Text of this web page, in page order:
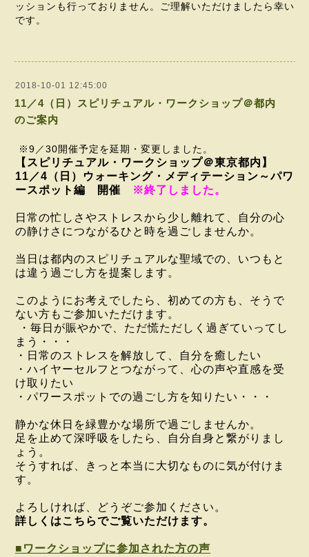
ッションも行っておりません。ご理解いただけましたら幸い
です。
2018-10-01 12:45:00
11／4（日）スピリチュアル・ワークショップ＠都内
のご案内
※9／30開催予定を延期・変更しました。
【スピリチュアル・ワークショップ＠東京都内】
11／4（日）ウォーキング・メディテーション～パワ
ースポット編 開催
※終了しました。
日常の忙しさやストレスから少し離れて、自分の心
の静けさにつながるひと時を過ごしませんか。
当日は都内のスピリチュアルな聖域での、いつもと
は違う過ごし方を提案します。
このようにお考えでしたら、初めての方も、そうで
ない方もご参加いただけます。
・毎日が賑やかで、ただ慌ただしく過ぎていってし
まう・・・
・日常のストレスを解放して、自分を癒したい
・ハイヤーセルフとつながって、心の声や直感を受
け取りたい
・パワースポットでの過ごし方を知りたい・・・
静かな休日を緑豊かな場所で過ごしませんか。
足を止めて深呼吸をしたら、自分自身と繋がりまし
ょう。
そうすれば、きっと本当に大切なものに気が付けま
す。
よろしければ、どうぞご参加ください。
詳しくはこちらでご覧いただけます。
■ワークショップに参加された方の声